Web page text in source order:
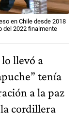
en Chile desde 2018
del 2022 finalmente
llevó a
tenía
a la paz
cordillera